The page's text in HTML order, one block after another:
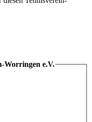
Worringen e.V.